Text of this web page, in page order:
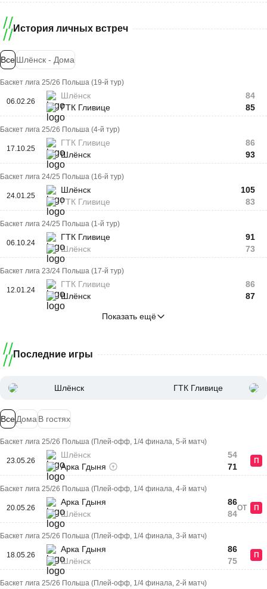
История личных встреч
ВсеШлёнск - Дома
Баскет лига 25/26 Польша (19-й тур)
06.02.26
Шлёнск
ГТК Гливице
84
85
Баскет лига 25/26 Польша (4-й тур)
17.10.25
ГТК Гливице
Шлёнск
86
93
Баскет лига 24/25 Польша (16-й тур)
24.01.25
Шлёнск
ГТК Гливице
105
83
Баскет лига 24/25 Польша (1-й тур)
06.10.24
ГТК Гливице
Шлёнск
91
73
Баскет лига 23/24 Польша (17-й тур)
12.01.24
ГТК Гливице
Шлёнск
86
87
Показать ещё
Последние игры
Шлёнск ГТК Гливице
ВсеДома В гостях
Баскет лига 25/26 Польша (Плей-офф, 1/4 финала, 5-й матч)
23.05.26
Шлёнск
Арка Гдыня
54
71
П
Баскет лига 25/26 Польша (Плей-офф, 1/4 финала, 4-й матч)
20.05.26
Арка Гдыня
Шлёнск
86
84
ОТ П
Баскет лига 25/26 Польша (Плей-офф, 1/4 финала, 3-й матч)
18.05.26
Арка Гдыня
Шлёнск
86
75
П
Баскет лига 25/26 Польша (Плей-офф, 1/4 финала, 2-й матч)